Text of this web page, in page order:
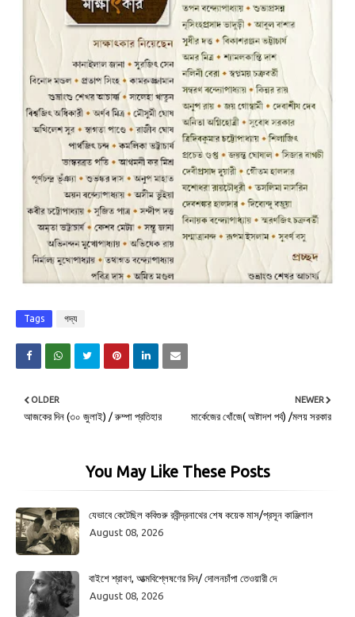
Tags গদ্য
NEWER
মার্কেজের খোঁজে( অষ্টাদশ পর্ব) /মলয় সরকার
OLDER
আজকের দিন (৩০ জুলাই) / রুম্পা প্রতিহার
You May Like These Posts
যেভাবে কেটেছিল কবিগুরু রবীন্দ্রনাথের শেষ কয়েক মাস/প্রসূন কাঞ্জিলাল
August 08, 2026
বাইশে শ্রাবণ, আত্মবিশ্লেষণের দিন/ দোলনচাঁপা তেওয়ারী দে
August 08, 2026